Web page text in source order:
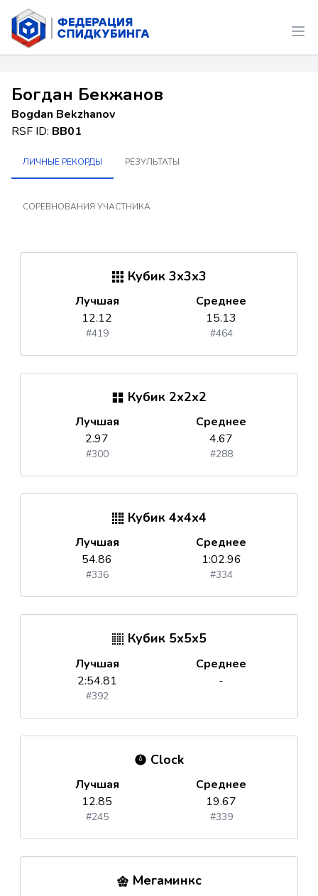
Богдан Бекжанов
Bogdan Bekzhanov
RSF ID: BB01
ЛИЧНЫЕ РЕКОРДЫ РЕЗУЛЬТАТЫ
СОРЕВНОВАНИЯ УЧАСТНИКА
Кубик 3x3x3
Лучшая
12.12
#419
Среднее
15.13
#464
Кубик 2x2x2
Лучшая
2.97
#300
Среднее
4.67
#288
Кубик 4x4x4
Лучшая
54.86
#336
Среднее
1:02.96
#334
Кубик 5x5x5
Лучшая
2:54.81
#392
Среднее
-
Clock
Лучшая
12.85
#245
Среднее
19.67
#339
Мегаминкс